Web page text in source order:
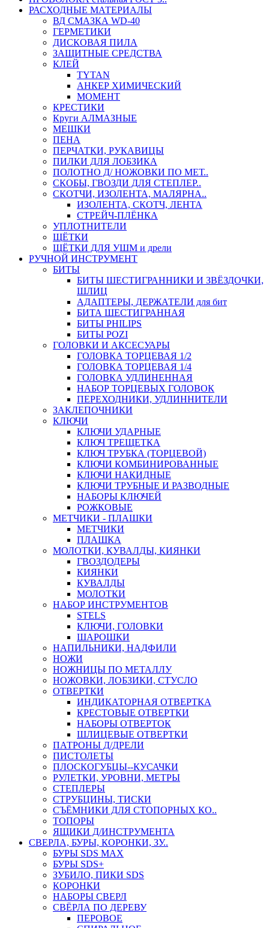
РАСХОДНЫЕ МАТЕРИАЛЫ
ВД СМАЗКА WD-40
ГЕРМЕТИКИ
ДИСКОВАЯ ПИЛА
ЗАЩИТНЫЕ СРЕДСТВА
КЛЕЙ
TYTAN
АНКЕР ХИМИЧЕСКИЙ
МОМЕНТ
КРЕСТИКИ
Круги АЛМАЗНЫЕ
МЕШКИ
ПЕНА
ПЕРЧАТКИ, РУКАВИЦЫ
ПИЛКИ ДЛЯ ЛОБЗИКА
ПОЛОТНО Д/ НОЖОВКИ ПО МЕТ..
СКОБЫ, ГВОЗДИ ДЛЯ СТЕПЛЕР..
СКОТЧИ, ИЗОЛЕНТА, МАЛЯРНА..
ИЗОЛЕНТА, СКОТЧ, ЛЕНТА
СТРЕЙЧ-ПЛЁНКА
УПЛОТНИТЕЛИ
ЩЁТКИ
ЩЁТКИ ДЛЯ УШМ и дрели
РУЧНОЙ ИНСТРУМЕНТ
БИТЫ
БИТЫ ШЕСТИГРАННИКИ И ЗВЁЗДОЧКИ,
ШЛИЦ
АДАПТЕРЫ, ДЕРЖАТЕЛИ для бит
БИТА ШЕСТИГРАННАЯ
БИТЫ PHILIPS
БИТЫ POZI
ГОЛОВКИ И АКСЕСУАРЫ
ГОЛОВКА ТОРЦЕВАЯ 1/2
ГОЛОВКА ТОРЦЕВАЯ 1/4
ГОЛОВКА УДЛИНЕННАЯ
НАБОР ТОРЦЕВЫХ ГОЛОВОК
ПЕРЕХОДНИКИ, УДЛИННИТЕЛИ
ЗАКЛЕПОЧНИКИ
КЛЮЧИ
КЛЮЧИ УДАРНЫЕ
КЛЮЧ ТРЕЩЕТКА
КЛЮЧ ТРУБКА (ТОРЦЕВОЙ)
КЛЮЧИ КОМБИНИРОВАННЫЕ
КЛЮЧИ НАКИДНЫЕ
КЛЮЧИ ТРУБНЫЕ И РАЗВОДНЫЕ
НАБОРЫ КЛЮЧЕЙ
РОЖКОВЫЕ
МЕТЧИКИ - ПЛАШКИ
МЕТЧИКИ
ПЛАШКА
МОЛОТКИ, КУВАЛДЫ, КИЯНКИ
ГВОЗДОДЕРЫ
КИЯНКИ
КУВАЛДЫ
МОЛОТКИ
НАБОР ИНСТРУМЕНТОВ
STELS
КЛЮЧИ, ГОЛОВКИ
ШАРОШКИ
НАПИЛЬНИКИ, НАДФИЛИ
НОЖИ
НОЖНИЦЫ ПО МЕТАЛЛУ
НОЖОВКИ, ЛОБЗИКИ, СТУСЛО
ОТВЕРТКИ
ИНДИКАТОРНАЯ ОТВЕРТКА
КРЕСТОВЫЕ ОТВЕРТКИ
НАБОРЫ ОТВЕРТОК
ШЛИЦЕВЫЕ ОТВЕРТКИ
ПАТРОНЫ Д/ДРЕЛИ
ПИСТОЛЕТЫ
ПЛОСКОГУБЦЫ--КУСАЧКИ
РУЛЕТКИ, УРОВНИ, МЕТРЫ
СТЕПЛЕРЫ
СТРУБЦИНЫ, ТИСКИ
СЪЁМНИКИ ДЛЯ СТОПОРНЫХ КО..
ТОПОРЫ
ЯЩИКИ Д/ИНСТРУМЕНТА
СВЕРЛА, БУРЫ, КОРОНКИ, ЗУ..
БУРЫ SDS MAX
БУРЫ SDS+
ЗУБИЛО, ПИКИ SDS
КОРОНКИ
НАБОРЫ СВЕРЛ
СВЁРЛА ПО ДЕРЕВУ
ПЕРОВОЕ